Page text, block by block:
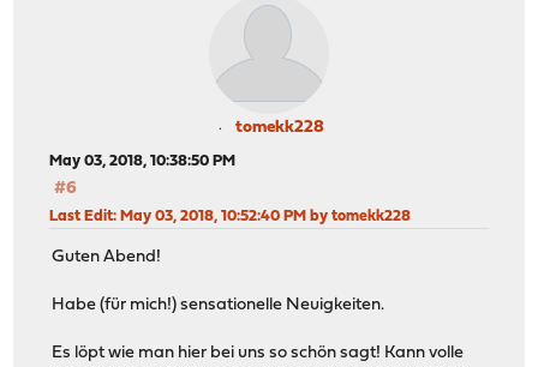
tomekk228
May 03, 2018, 10:38:50 PM
#6
Last Edit: May 03, 2018, 10:52:40 PM by tomekk228
Guten Abend!
Habe (für mich!) sensationelle Neuigkeiten.
Es löpt wie man hier bei uns so schön sagt! Kann volle